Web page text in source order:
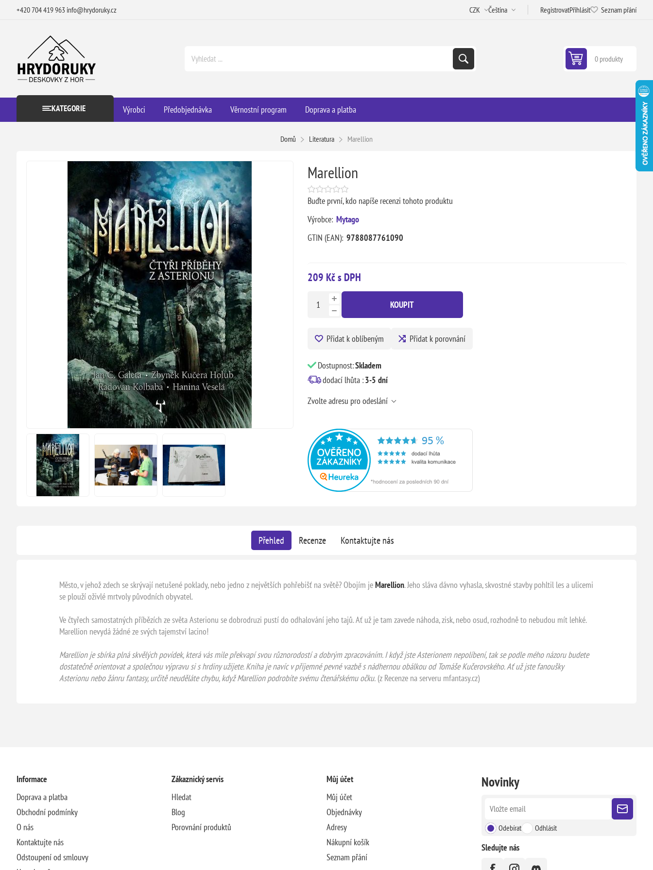
+420 704 419 963 info@hrydoruky.cz RegistrovatPřihlásit Seznam přání
0 produkty
KATEGORIE Výrobci Předobjednávka Věrnostní program Doprava a platba
Domů Literatura Marellion
Marellion
Buďte první, kdo napíše recenzi tohoto produktu
Výrobce: Mytago
GTIN (EAN): 9788087761090
209 Kč s DPH
KOUPIT
Přidat k oblíbeným Přidat k porovnání
Dostupnost:Skladem
dodací lhůta :3-5 dní
Zvolte adresu pro odeslání
Přehled Recenze Kontaktujte nás
Město, v jehož zdech se skrývají netušené poklady, nebo jedno z největších pohřebišť na světě? Obojím jeMarellion. Jeho sláva dávno vyhasla, skvostné stavby pohltil les a ulicemi
se plouží oživlé mrtvoly původních obyvatel.
Ve čtyřech samostatných příbězích ze světa Asterionu se dobrodruzi pustí do odhalování jeho tajů. Ať už je tam zavede náhoda, zisk, nebo osud, rozhodně to nebudou mít lehké.
Marellion nevydá žádné ze svých tajemství lacino!
Marellion je sbírka plná skvělých povídek, která vás mile překvapí svou různorodostí a dobrým zpracováním. I když jste Asterionem nepolíbení, tak se podle mého názoru budete
dostatečně orientovat a společnou výpravu si s hrdiny užijete. Kniha je navíc v příjemné pevné vazbě s nádhernou obálkou od Tomáše Kučerovského. Ať už jste fanoušky
Asterionu nebo žánru fantasy, určitě neuděláte chybu, když Marellion podrobíte svému čtenářskému očku.(z Recenze na serveru mfantasy.cz)
Informace
Doprava a platba
Obchodní podmínky
O nás
Kontaktujte nás
Odstoupení od smlouvy
Zákaznický servis
Hledat
Blog
Porovnání produktů
Můj účet
Můj účet
Objednávky
Adresy
Nákupní košík
Seznam přání
Novinky
Odebírat Odhlásit
Sledujte nás